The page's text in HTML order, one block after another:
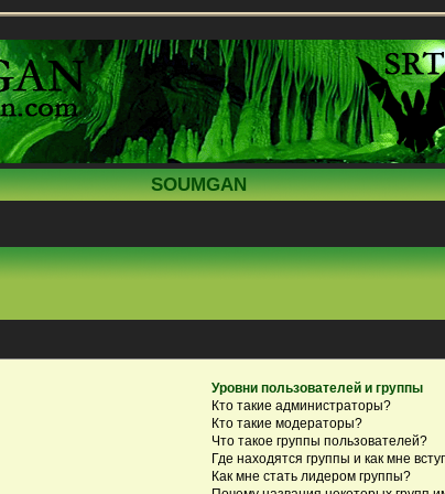
SOUMGAN
Уровни пользователей и группы
Кто такие администраторы?
Кто такие модераторы?
Что такое группы пользователей?
Где находятся группы и как мне
Как мне стать лидером группы?